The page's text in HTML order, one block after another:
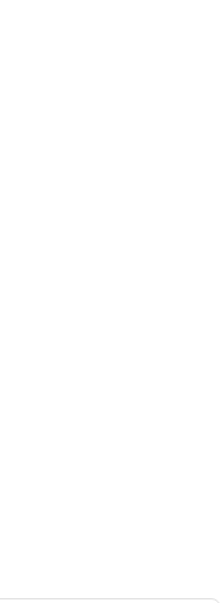
Revisiones totales: